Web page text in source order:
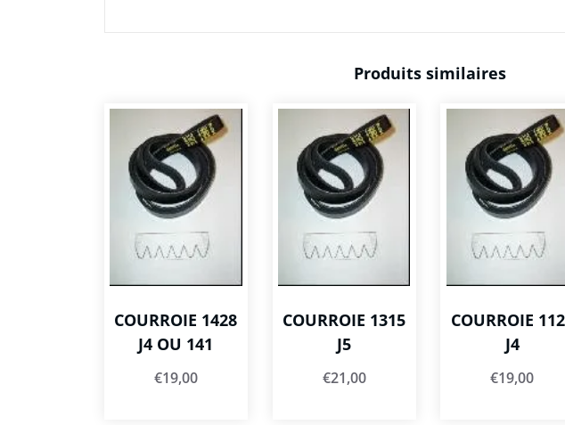
Produits similaires
COURROIE 1428
J4 OU 141
€19,00
COURROIE 1315
J5
€21,00
COURROIE
J4
€19,00